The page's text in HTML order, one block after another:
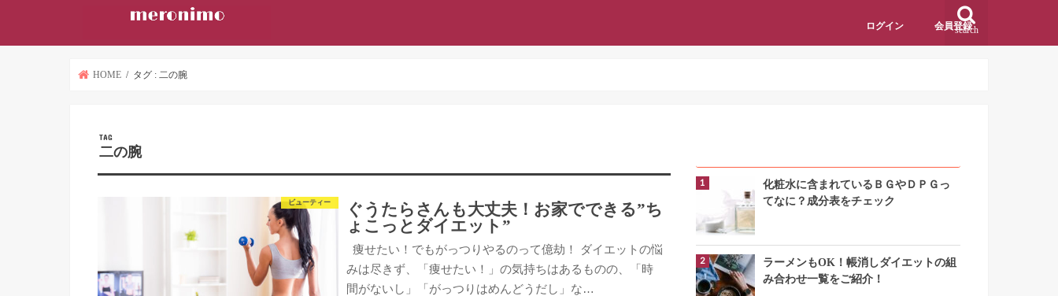
search
ログイン 会員登録
HOME タグ : 二の腕
TAG
二の腕
ビューティー
ぐうたらさんも大丈夫！お家でできる”ち
ょこっとダイエット”
痩せたい！でもがっつりやるのって億劫！ ダイエットの悩
みは尽きず、「痩せたい！」の気持ちはあるものの、「時
間がないし」「がっつりはめんどうだし」な…
化粧水に含まれているＢＧやＤＰＧっ
てなに？成分表をチェック
ラーメンもOK！帳消しダイエットの組
み合わせ一覧をご紹介！